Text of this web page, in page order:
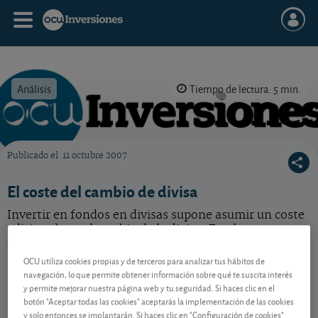
Análisis Tiempo de lectura: 5 min.
Publicado el 11 octubre 2007
El coste del cambio de divisa
Invertir en fondos en divisas supone asumir un coste
adicional por el cambio de la divisa. En algunos casos
Contenido reservado a SOCIOS
OCU utiliza cookies propias y de terceros para analizar tus hábitos de
navegación, lo que permite obtener información sobre qué te suscita interés
y permite mejorar nuestra página web y tu seguridad. Si haces clic en el
botón "Aceptar todas las cookies" aceptarás la implementación de las cookies
y solo entonces se implantarán. Si haces clic en "Configuración de cookies"